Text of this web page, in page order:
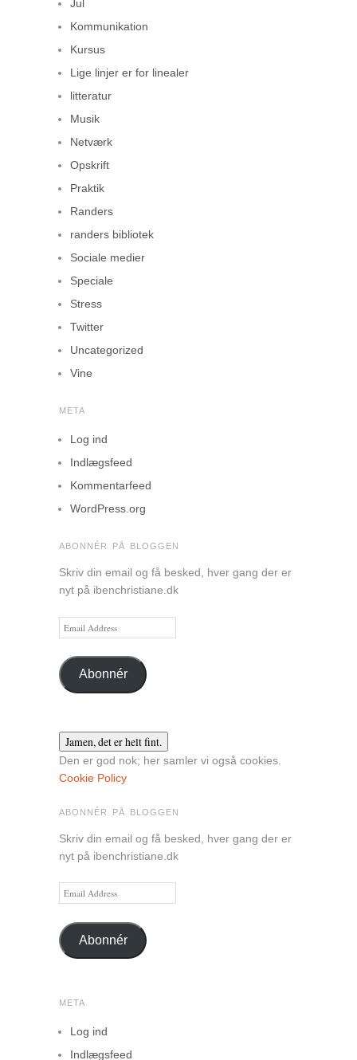
Jul
Kommunikation
Kursus
Lige linjer er for linealer
litteratur
Musik
Netværk
Opskrift
Praktik
Randers
randers bibliotek
Sociale medier
Speciale
Stress
Twitter
Uncategorized
Vine
META
Log ind
Indlægsfeed
Kommentarfeed
WordPress.org
ABONNÉR PÅ BLOGGEN
Skriv din email og få besked, hver gang der er
nyt på ibenchristiane.dk
Email
Address
Abonnér
Den er god nok; her samler vi også cookies.
Cookie Policy
ABONNÉR PÅ BLOGGEN
Skriv din email og få besked, hver gang der er
nyt på ibenchristiane.dk
Email
Address
Abonnér
META
Log ind
Indlægsfeed